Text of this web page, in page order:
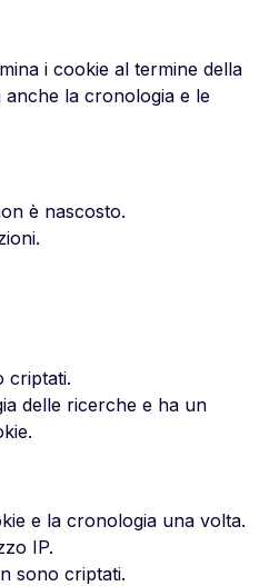
i cookie al termine della
anche la cronologia e le
è nascosto.
criptati.
delle ricerche e ha un
e la cronologia una volta.
IP.
sono criptati.